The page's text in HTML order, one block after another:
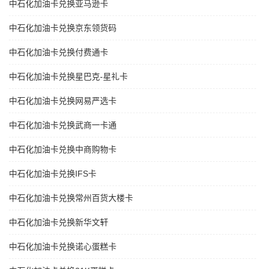
中石化加油卡兑换亚马逊卡
中石化加油卡兑换京东领货码
中石化加油卡兑换付费通卡
中石化加油卡兑换星巴克-星礼卡
中石化加油卡兑换网易严选卡
中石化加油卡兑换武商一卡通
中石化加油卡兑换中商购物卡
中石化加油卡兑换IFS卡
中石化加油卡兑换常州百货大楼卡
中石化加油卡兑换新华文轩
中石化加油卡兑换诺心蛋糕卡